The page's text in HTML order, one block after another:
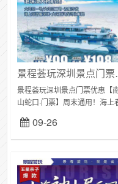
景程荟玩深圳景
景程荟玩深圳景点门票优惠【
山蛇口·门票】周末通用！海上
湾区游轮-港珠澳大桥航线』成人
票1张：全程180分钟；感受“
09-26